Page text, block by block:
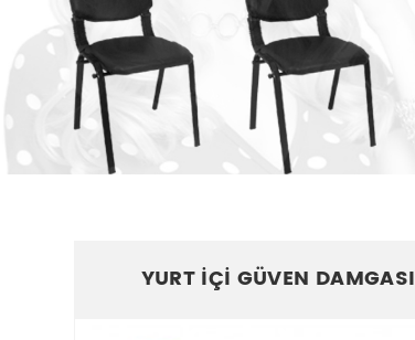
YURT İÇİ GÜVEN DAMGASI